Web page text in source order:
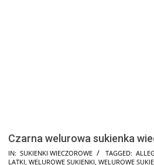
Czarna welurowa sukienka
IN: SUKIENKI WIECZOROWE TAGGED:
LATKI WELUROWE SUKIENKI WELUROWE